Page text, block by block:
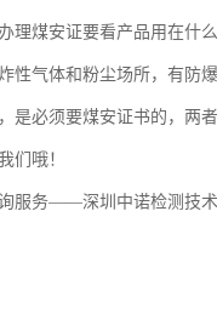
理煤安证要看产品用在什么
性气体和粉尘场所，有防爆
是必须要煤安证书的，两者
们哦！
服务——深圳中诺检测技术